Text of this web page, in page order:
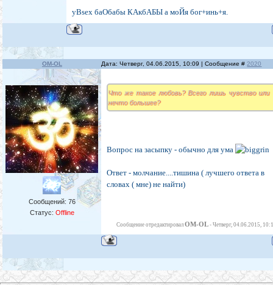
уВsex баОбабы КАкбАБЫ а моЙя бог+инь+я.
OM-OL Дата: Четверг, 04.06.2015, 10:09 | Сообщение #2020
Сообщений: 76
Статус: Offline
Что же такое любовь? Всего лишь чувство или
нечто большее?
Вопрос на засыпку - обычно для ума
Ответ - молчание....тишина ( лучшего ответа в
словах ( мне) не найти)
Сообщение отредактировалOM-OL -Четверг, 04.06.2015,